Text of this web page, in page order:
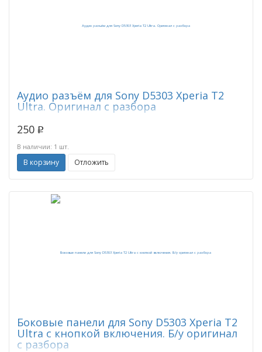
Аудио разъём для Sony D5303 Xperia T2
Ultra. Оригинал с разбора
250 p
В наличии: 1 шт.
В корзину Отложить
Боковые панели для Sony D5303 Xperia T2
Ultra с кнопкой включения. Б/у оригинал
с разбора